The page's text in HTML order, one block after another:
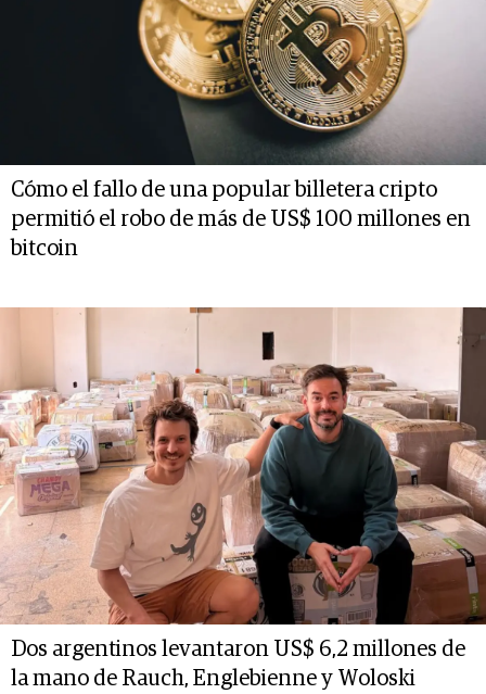
Cómo el fallo de una popular billetera cripto
permitió el robo de más de US$ 100 millones en
bitcoin
Dos argentinos levantaron US$ 6,2 millones de
la mano de Rauch, Englebienne y Woloski